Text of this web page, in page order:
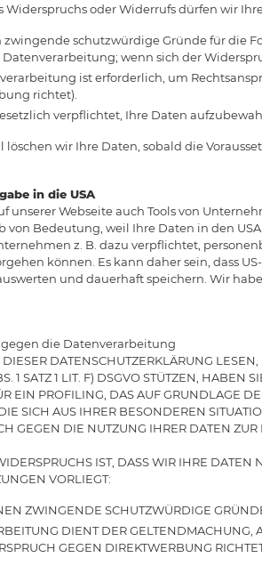
Widerspruchs oder Widerrufs dürfen wir
zwingende schutzwürdige Gründe für die
wenn sich der
ist erforderlich, um
richtet).
verpflichtet, Ihre Daten
löschen wir Ihre Daten, sobald die
in die USA
unserer Webseite auch Tools von
von Bedeutung, weil Ihre Daten in den
z. B. dazu verpflichtet,
können. Es kann daher sein, dass
und dauerhaft speichern. Wir
die Datenverarbeitung
DATENSCHUTZERKLÄRUNG
1 SATZ 1 LIT. F) DSGVO STÜTZEN,
EIN PROFILING, DAS AUF GRUNDLAGE
SICH AUS IHRER BESONDEREN
GEGEN DIE NUTZUNG IHRER DATEN ZUR
IST, DASS WIR IHRE
VORLIEGT:
ZWINGENDE SCHUTZWÜRDIGE
DIENT DER
GEGEN DIREKTWERBUNG